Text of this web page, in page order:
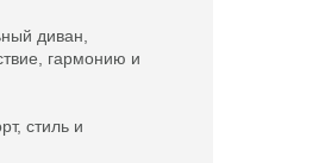
диван,
гармонию и
стиль и